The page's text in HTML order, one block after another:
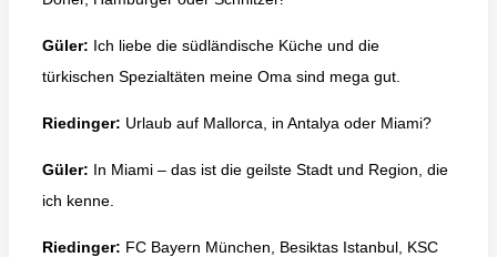
Güler: Ich liebe die südländische Küche und die
türkischen Spezialtäten meine Oma sind mega gut.
Riedinger: Urlaub auf Mallorca, in Antalya oder Miami?
Güler: In Miami – das ist die geilste Stadt und Region, die
ich kenne.
Riedinger: FC Bayern München, Besiktas Istanbul, KSC